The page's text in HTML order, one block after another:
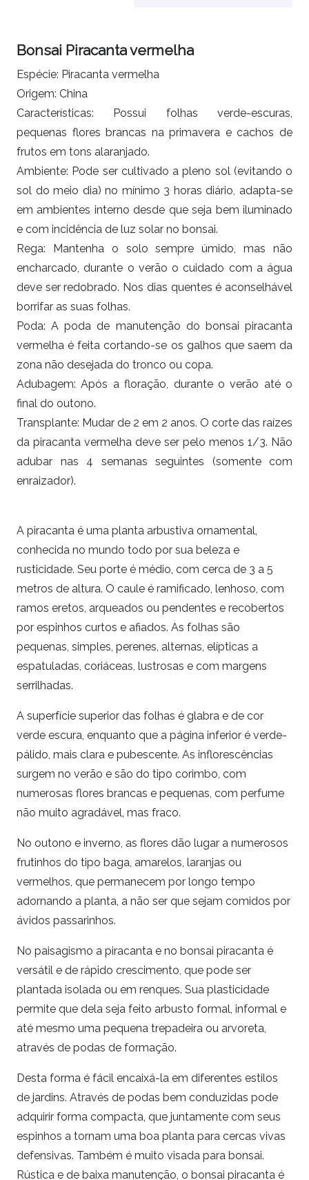
Bonsai Piracanta vermelha
Espécie: Piracanta vermelha
Origem: China
Características: Possui folhas verde-escuras,
pequenas flores brancas na primavera e cachos de
frutos em tons alaranjado.
Ambiente: Pode ser cultivado a pleno sol (evitando o
sol do meio dia) no mínimo 3 horas diário, adapta-se
em ambientes interno desde que seja bem iluminado
e com incidência de luz solar no bonsai.
Rega: Mantenha o solo sempre úmido, mas não
encharcado, durante o verão o cuidado com a água
deve ser redobrado. Nos dias quentes é aconselhável
borrifar as suas folhas.
Poda: A poda de manutenção do bonsai piracanta
vermelha é feita cortando-se os galhos que saem da
zona não desejada do tronco ou copa.
Adubagem: Após a floração, durante o verão até o
final do outono.
Transplante: Mudar de 2 em 2 anos. O corte das raízes
da piracanta vermelha deve ser pelo menos 1/3. Não
adubar nas 4 semanas seguintes (somente com
enraizador).
A piracanta é uma planta arbustiva ornamental,
conhecida no mundo todo por sua beleza e
rusticidade. Seu porte é médio, com cerca de 3 a 5
metros de altura. O caule é ramificado, lenhoso, com
ramos eretos, arqueados ou pendentes e recobertos
por espinhos curtos e afiados. As folhas são
pequenas, simples, perenes, alternas, elípticas a
espatuladas, coriáceas, lustrosas e com margens
serrilhadas.
A superfície superior das folhas é glabra e de cor
verde escura, enquanto que a página inferior é verde-
pálido, mais clara e pubescente. As inflorescências
surgem no verão e são do tipo corimbo, com
numerosas flores brancas e pequenas, com perfume
não muito agradável, mas fraco.
No outono e inverno, as flores dão lugar a numerosos
frutinhos do tipo baga, amarelos, laranjas ou
vermelhos, que permanecem por longo tempo
adornando a planta, a não ser que sejam comidos por
ávidos passarinhos.
No paisagismo a piracanta e no bonsai piracanta é
versátil e de rápido crescimento, que pode ser
plantada isolada ou em renques. Sua plasticidade
permite que dela seja feito arbusto formal, informal e
até mesmo uma pequena trepadeira ou arvoreta,
através de podas de formação.
Desta forma é fácil encaixá-la em diferentes estilos
de jardins. Através de podas bem conduzidas pode
adquirir forma compacta, que juntamente com seus
espinhos a tornam uma boa planta para cercas vivas
defensivas. Também é muito visada para bonsai.
Rústica e de baixa manutenção, o bonsai piracanta é